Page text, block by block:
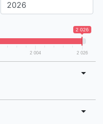
2 026
2 004 2 026